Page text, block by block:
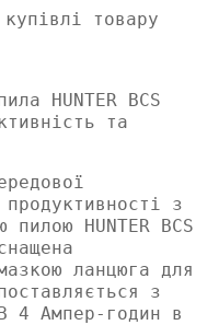
товару
HUNTER BCS
та
з
HUNTER BCS
ланцюга для
з
4 Ампер-годин в